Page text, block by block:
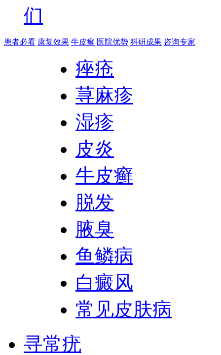
们
患者必看 康复效果 牛皮癣 医院优势 科研成果 咨询专家
痤疮
荨麻疹
湿疹
皮炎
牛皮癣
脱发
腋臭
鱼鳞病
白癜风
常见皮肤病
寻常疣